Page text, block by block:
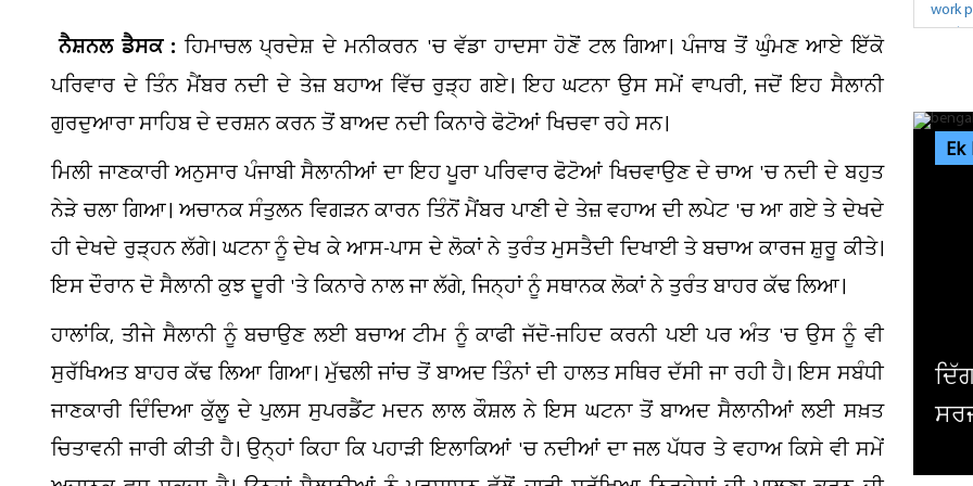
ਨੈਸ਼ਨਲ ਡੈਸਕ :ਹਿਮਾਚਲ ਪ੍ਰਦੇਸ਼ ਦੇ ਮਨੀਕਰਨ 'ਚ ਵੱਡਾ ਹਾਦਸਾ ਹੋਣੋਂ ਟਲ ਗਿਆ। ਪੰਜਾਬ ਤੋਂ ਘੁੰਮਣ ਆਏ ਇੱਕੋ
ਪਰਿਵਾਰ ਦੇ ਤਿੰਨ ਮੈਂਬਰ ਨਦੀ ਦੇ ਤੇਜ਼ ਬਹਾਅ ਵਿੱਚ ਰੁੜ੍ਹ ਗਏ। ਇਹ ਘਟਨਾ ਉਸ ਸਮੇਂ ਵਾਪਰੀ, ਜਦੋਂ ਇਹ ਸੈਲਾਨੀ
ਗੁਰਦੁਆਰਾ ਸਾਹਿਬ ਦੇ ਦਰਸ਼ਨ ਕਰਨ ਤੋਂ ਬਾਅਦ ਨਦੀ ਕਿਨਾਰੇ ਫੋਟੋਆਂ ਖਿਚਵਾ ਰਹੇ ਸਨ।
ਮਿਲੀ ਜਾਣਕਾਰੀ ਅਨੁਸਾਰ ਪੰਜਾਬੀ ਸੈਲਾਨੀਆਂ ਦਾ ਇਹ ਪੂਰਾ ਪਰਿਵਾਰ ਫੋਟੋਆਂ ਖਿਚਵਾਉਣ ਦੇ ਚਾਅ 'ਚ ਨਦੀ ਦੇ ਬਹੁਤ
ਨੇੜੇ ਚਲਾ ਗਿਆ। ਅਚਾਨਕ ਸੰਤੁਲਨ ਵਿਗੜਨ ਕਾਰਨ ਤਿੰਨੋਂ ਮੈਂਬਰ ਪਾਣੀ ਦੇ ਤੇਜ਼ ਵਹਾਅ ਦੀ ਲਪੇਟ 'ਚ ਆ ਗਏ ਤੇ ਦੇਖਦੇ
ਹੀ ਦੇਖਦੇ ਰੁੜ੍ਹਨ ਲੱਗੇ। ਘਟਨਾ ਨੂੰ ਦੇਖ ਕੇ ਆਸ-ਪਾਸ ਦੇ ਲੋਕਾਂ ਨੇ ਤੁਰੰਤ ਮੁਸਤੈਦੀ ਦਿਖਾਈ ਤੇ ਬਚਾਅ ਕਾਰਜ ਸ਼ੁਰੂ ਕੀਤੇ।
ਇਸ ਦੌਰਾਨ ਦੋ ਸੈਲਾਨੀ ਕੁਝ ਦੂਰੀ 'ਤੇ ਕਿਨਾਰੇ ਨਾਲ ਜਾ ਲੱਗੇ, ਜਿਨ੍ਹਾਂ ਨੂੰ ਸਥਾਨਕ ਲੋਕਾਂ ਨੇ ਤੁਰੰਤ ਬਾਹਰ ਕੱਢ ਲਿਆ।
ਹਾਲਾਂਕਿ, ਤੀਜੇ ਸੈਲਾਨੀ ਨੂੰ ਬਚਾਉਣ ਲਈ ਬਚਾਅ ਟੀਮ ਨੂੰ ਕਾਫੀ ਜੱਦੋ-ਜਹਿਦ ਕਰਨੀ ਪਈ ਪਰ ਅੰਤ 'ਚ ਉਸ ਨੂੰ ਵੀ
ਸੁਰੱਖਿਅਤ ਬਾਹਰ ਕੱਢ ਲਿਆ ਗਿਆ। ਮੁੱਢਲੀ ਜਾਂਚ ਤੋਂ ਬਾਅਦ ਤਿੰਨਾਂ ਦੀ ਹਾਲਤ ਸਥਿਰ ਦੱਸੀ ਜਾ ਰਹੀ ਹੈ। ਇਸ ਸਬੰਧੀ
ਜਾਣਕਾਰੀ ਦਿੰਦਿਆ ਕੁੱਲੂ ਦੇ ਪੁਲਸ ਸੁਪਰਡੈਂਟ ਮਦਨ ਲਾਲ ਕੌਸ਼ਲ ਨੇ ਇਸ ਘਟਨਾ ਤੋਂ ਬਾਅਦ ਸੈਲਾਨੀਆਂ ਲਈ ਸਖ਼ਤ
ਚਿਤਾਵਨੀ ਜਾਰੀ ਕੀਤੀ ਹੈ। ਉਨ੍ਹਾਂ ਕਿਹਾ ਕਿ ਪਹਾੜੀ ਇਲਾਕਿਆਂ 'ਚ ਨਦੀਆਂ ਦਾ ਜਲ ਪੱਧਰ ਤੇ ਵਹਾਅ ਕਿਸੇ ਵੀ ਸਮੇਂ
Ek
ਦਿੱਗਜ ਅਦਾਕਾਰ ਮਿਥੁਨ
ਸਰਜਰੀ, ਹਾਲ ਜਾਣਨ